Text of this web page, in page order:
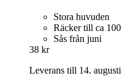
Stora huvuden
Räcker till ca
Sås från juni
38 kr
Leverans till 14. augusti